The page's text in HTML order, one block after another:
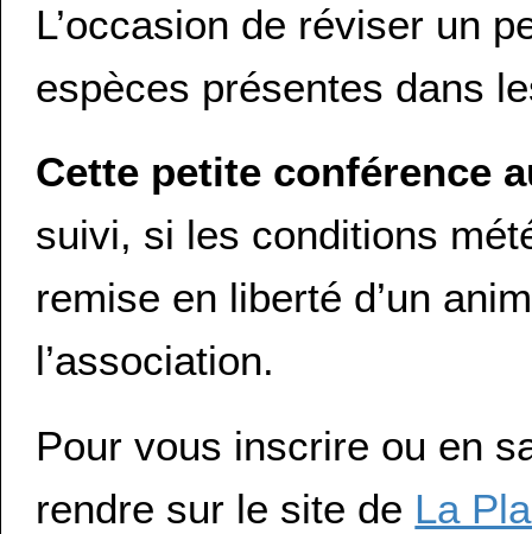
L’occasion de réviser un
espèces présentes dans
Cette petite conférence
suivi, si les conditions
remise en liberté d’un
l’association.
Pour vous inscrire ou en
rendre sur le site de La